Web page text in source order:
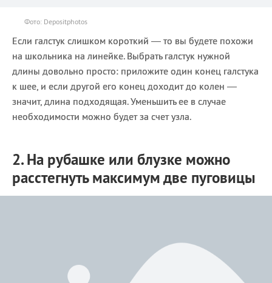
Фото: Depositphotos
Если галстук слишком короткий — то вы будете похожи
на школьника на линейке. Выбрать галстук нужной
длины довольно просто: приложите один конец галстука
к шее, и если другой его конец доходит до колен —
значит, длина подходящая. Уменьшить ее в случае
необходимости можно будет за счет узла.
2. На рубашке или блузке можно
расстегнуть максимум две пуговицы